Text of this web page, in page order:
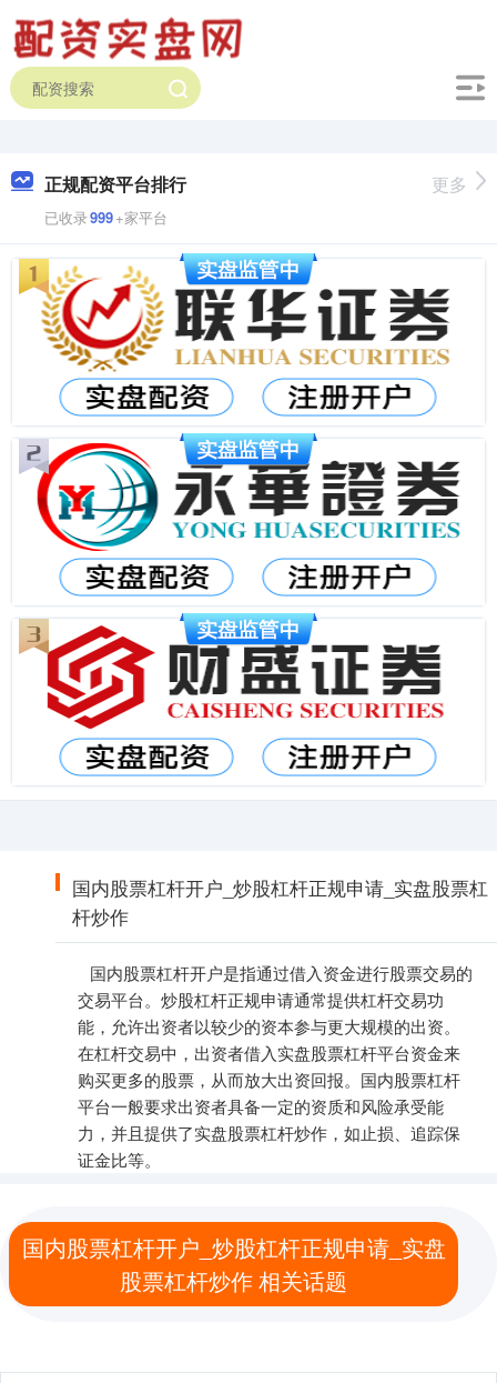
正规配资平台排行
已收录999+家平台
更多
国内股票杠杆开户_炒股杠杆正规申请_实盘股票杠
杆炒作
国内股票杠杆开户是指通过借入资金进行股票交易的
交易平台。炒股杠杆正规申请通常提供杠杆交易功
能，允许出资者以较少的资本参与更大规模的出资。
在杠杆交易中，出资者借入实盘股票杠杆平台资金来
购买更多的股票，从而放大出资回报。国内股票杠杆
平台一般要求出资者具备一定的资质和风险承受能
力，并且提供了实盘股票杠杆炒作，如止损、追踪保
证金比等。
国内股票杠杆开户_炒股杠杆正规申请_实盘
股票杠杆炒作 相关话题